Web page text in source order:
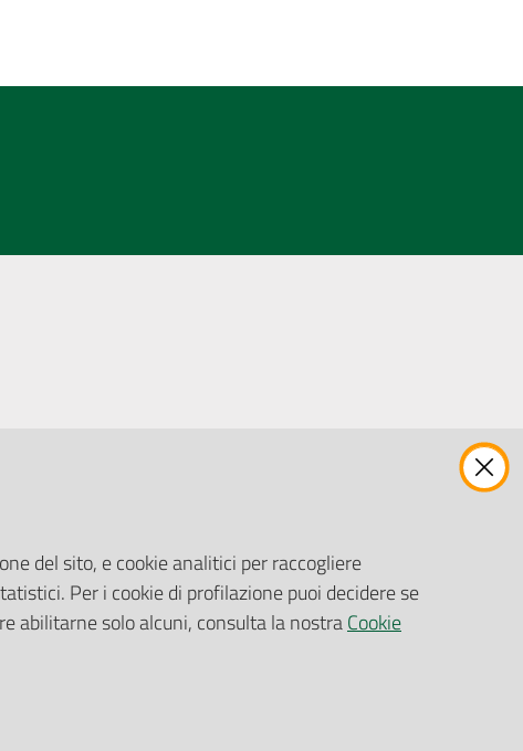
Gare e Appalti
Richiesta Patrocinio
del sito, e cookie analitici per raccogliere
Per i cookie di profilazione puoi decidere se
abilitarne solo alcuni, consulta la nostraCookie